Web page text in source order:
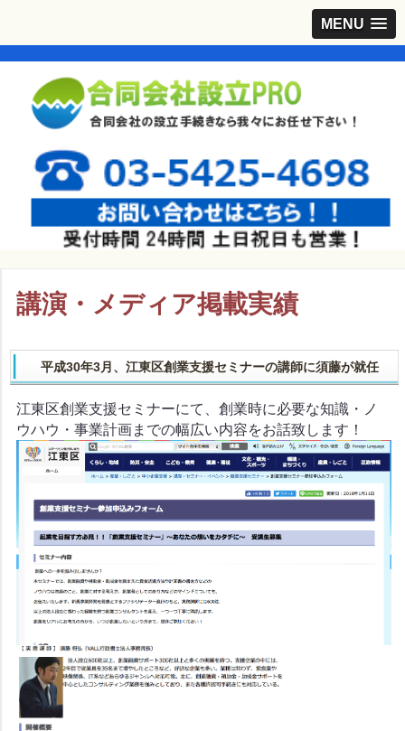
MENU
講演・メディア掲載実績
平成30年3月、江東区創業支援セミナーの講師に須藤が就任
江東区創業支援セミナーにて、創業時に必要な知識・ノ
ウハウ・事業計画までの幅広い内容をお話致します！